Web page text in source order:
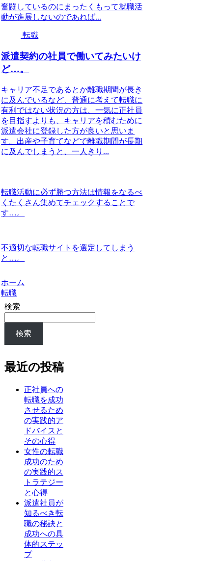
奮闘しているのにまったくもって就職活
動が進展しないのであれば...
転職
派遣契約の社員で働いてみたいけ
ど…。
キャリア不足であるとか離職期間が長き
に及んでいるなど、普通に考えて転職に
有利ではない状況の方は、一気に正社員
を目指すよりも、キャリアを積むために
派遣会社に登録した方が良いと思いま
す。出産や子育てなどで離職期間が長期
に及んでしまうと、一人きり...
転職活動に必ず勝つ方法は情報をなるべ
くたくさん集めてチェックすることで
す…。
不適切な転職サイトを選定してしまう
と…。
ホーム
転職
検索
検索
最近の投稿
正社員への
転職を成功
させるため
の実践的ア
ドバイスと
その心得
女性の転職
成功のため
の実践的ス
トラテジー
と心得
派遣社員が
知るべき転
職の秘訣と
成功への具
体的ステッ
プ